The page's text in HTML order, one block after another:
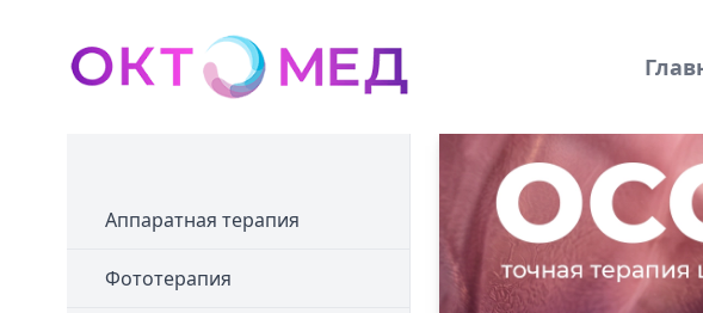
Аппаратная терапия
Фототерапия